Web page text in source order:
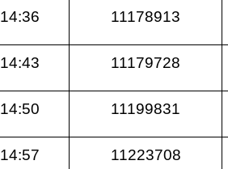
14:36 11178913
14:43 11179728
14:50 11199831
14:57 11223708